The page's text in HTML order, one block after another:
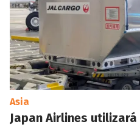
Asia
Japan Airlines